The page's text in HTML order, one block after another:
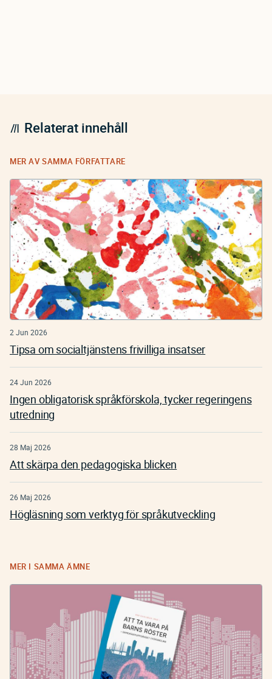
Relaterat innehåll
MER AV SAMMA FÖRFATTARE
2 Jun 2026
Tipsa om socialtjänstens frivilliga insatser
24 Jun 2026
Ingen obligatorisk språkförskola, tycker regeringens
utredning
28 Maj 2026
Att skärpa den pedagogiska blicken
26 Maj 2026
Högläsning som verktyg för språkutveckling
MER I SAMMA ÄMNE